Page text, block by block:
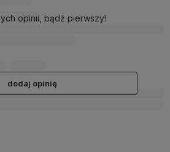
opinii, bądź pierwszy!
dodaj opinię